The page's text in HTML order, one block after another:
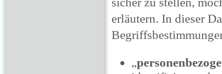
erläutern. In dieser
„